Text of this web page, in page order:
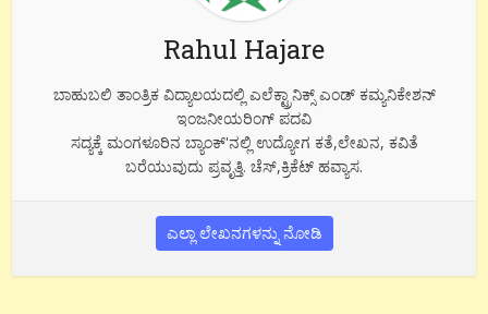
Rahul Hajare
ಬಾಹುಬಲಿ ತಾಂತ್ರಿಕ ವಿದ್ಯಾಲಯದಲ್ಲಿ ಎಲೆಕ್ಟ್ರಾನಿಕ್ಸ್ ಎಂಡ್ ಕಮ್ಯನಿಕೇಶನ್
ಇಂಜನೀಯರಿಂಗ್ ಪದವಿ
ಸದ್ಯಕ್ಕೆ ಮಂಗಳೂರಿನ ಬ್ಯಾಂಕ್'ನಲ್ಲಿ ಉದ್ಯೋಗ ಕತೆ,ಲೇಖನ, ಕವಿತೆ
ಬರೆಯುವುದು ಪ್ರವೃತ್ತಿ. ಚೆಸ್,ಕ್ರಿಕೆಟ್ ಹವ್ಯಾಸ.
ಎಲ್ಲಾ ಲೇಖನಗಳನ್ನು ನೋಡಿ